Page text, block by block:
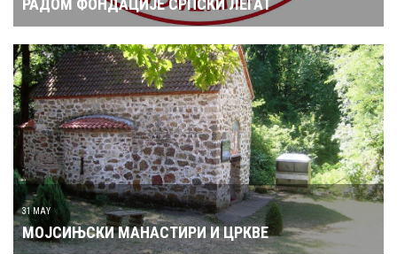
31 MAY
МОЈСИЊСКИ МАНАСТИРИ И ЦРКВЕ